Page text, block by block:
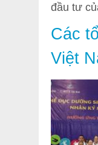
đầu tư
Các
Việt